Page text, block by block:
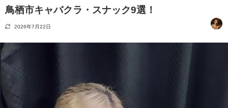
鳥栖市キャバクラ・スナック9選！
2026年7月22日